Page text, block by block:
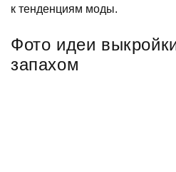
к тенденциям моды.
Фото идеи
запахом